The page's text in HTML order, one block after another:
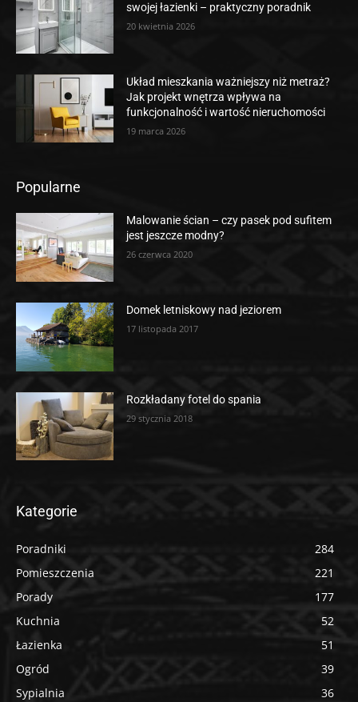
swojej łazienki – praktyczny poradnik
20 kwietnia 2026
Układ mieszkania ważniejszy niż metraż?
Jak projekt wnętrza wpływa na
funkcjonalność i wartość nieruchomości
19 marca 2026
Popularne
Malowanie ścian – czy pasek pod sufitem
jest jeszcze modny?
26 czerwca 2020
Domek letniskowy nad jeziorem
17 listopada 2017
Rozkładany fotel do spania
29 stycznia 2018
Kategorie
Poradniki
284
Pomieszczenia
221
Porady
177
Kuchnia
52
Łazienka
51
Ogród
39
Sypialnia
36